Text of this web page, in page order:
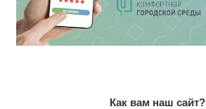
Как вам наш сайт?